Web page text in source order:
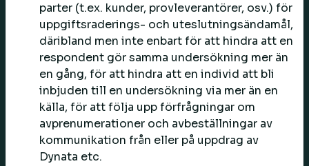
parter (t.ex. kunder, provleverantörer, osv.) för
uppgiftsraderings- och uteslutningsändamål,
däribland men inte enbart för att hindra att en
respondent gör samma undersökning mer än
en gång, för att hindra att en individ att bli
inbjuden till en undersökning via mer än en
källa, för att följa upp förfrågningar om
avprenumerationer och avbeställningar av
kommunikation från eller på uppdrag av
Dynata etc.